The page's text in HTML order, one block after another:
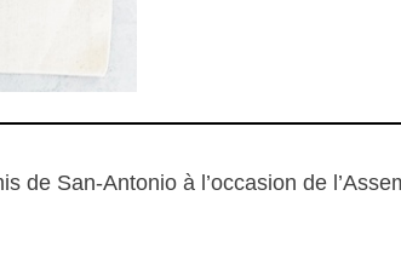
de San-Antonio à l’occasion de